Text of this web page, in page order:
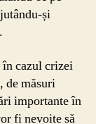
și
în cazul crizei
de măsuri
importante în
fi nevoite să